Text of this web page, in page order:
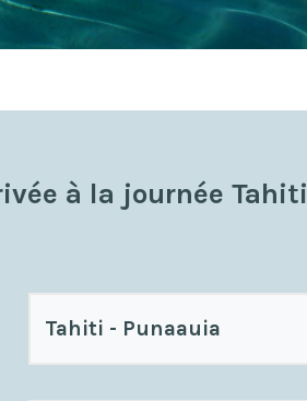
à la journée Tahiti
Tahiti - Punaauia